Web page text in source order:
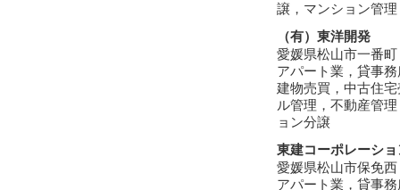
譲，マンション管
（有）東洋開発
愛媛県松山市一番
アパート業，貸事
建物売買，中古住
ル管理，不動産管
ョン分譲
東建コーポレーシ
愛媛県松山市保免
アパート業，貸事